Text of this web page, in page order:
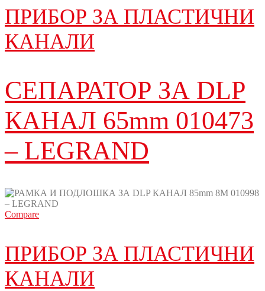
ПРИБОР ЗА ПЛАСТИЧНИ
КАНАЛИ
СЕПАРАТОР ЗА DLP
КАНАЛ 65mm 010473
– LEGRAND
Compare
ПРИБОР ЗА ПЛАСТИЧНИ
КАНАЛИ